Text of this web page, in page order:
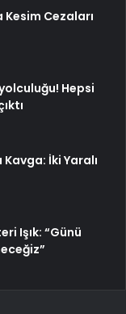
Kesim Cezaları
Hepsi
İki Yaralı
Işık: “Günü